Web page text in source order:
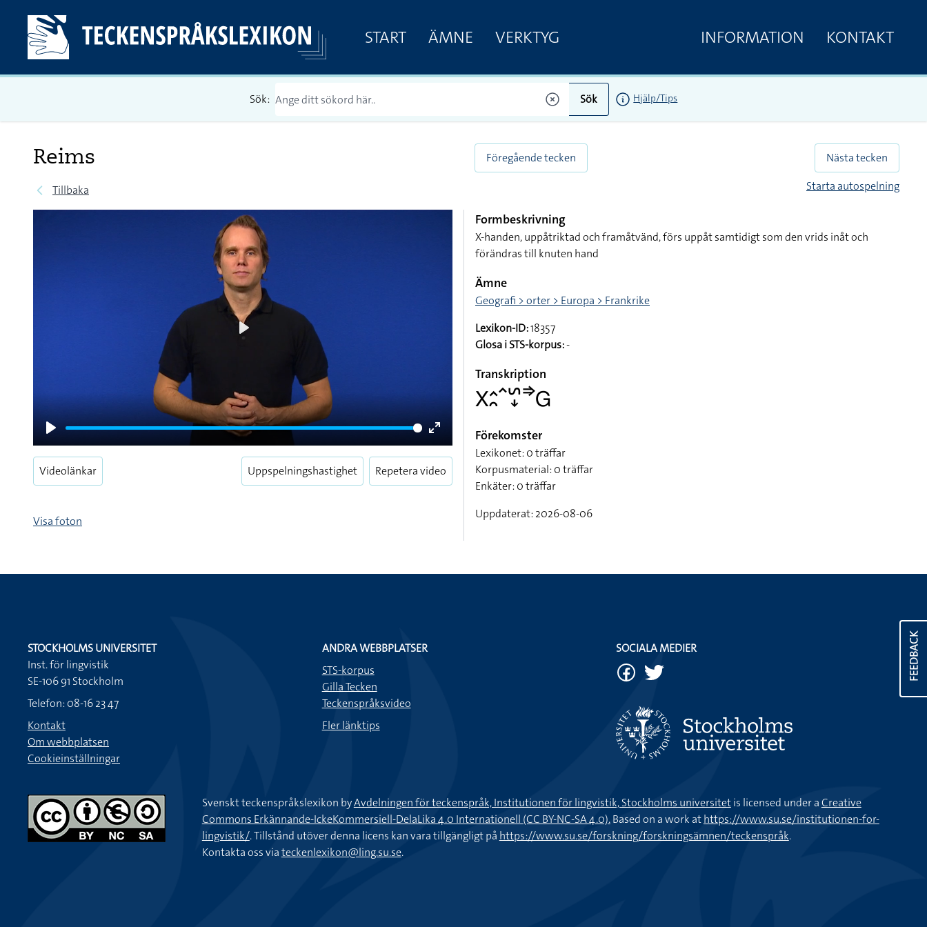
START ÄMNE VERKTYG INFORMATION KONTAKT
Sök: Sök Hjälp/Tips
Reims
Tillbaka
Föregående tecken
Nästa tecken
Starta autospelning
Play
Enter
fullscreen
Play
Videolänkar Uppspelningshastighet Repetera video
Visa foton
Formbeskrivning
X-handen, uppåtriktad och framåtvänd, förs uppåt samtidigt som den vrids inåt och
förändras till knuten hand
Ämne
Geografi > orter > Europa > Frankrike
Lexikon-ID:18357
Glosa i STS-korpus:-
Transkription
􌤳􌤵􌥘􌥦􌥲􌦊􌦆􌤦
Förekomster
Lexikonet: 0 träffar
Korpusmaterial: 0 träffar
Enkäter: 0 träffar
Uppdaterat: 2026-08-06
FEEDBACK
STOCKHOLMS UNIVERSITET
Inst. för lingvistik
SE-106 91 Stockholm
Telefon: 08-16 23 47
Kontakt
Om webbplatsen
Cookieinställningar
ANDRA WEBBPLATSER
STS-korpus
Gilla Tecken
Teckenspråksvideo
Fler länktips
SOCIALA MEDIER
Svenskt teckenspråkslexikon byAvdelningen för teckenspråk, Institutionen för lingvistik, Stockholms universitetis licensed under aCreative
Commons Erkännande-IckeKommersiell-DelaLika 4.0 Internationell (CC BY-NC-SA 4.0).Based on a work athttps://www.su.se/institutionen-for-
lingvistik/. Tillstånd utöver denna licens kan vara tillgängligt på https://www.su.se/forskning/forskningsämnen/teckenspråk.
Kontakta oss viateckenlexikon@ling.su.se.